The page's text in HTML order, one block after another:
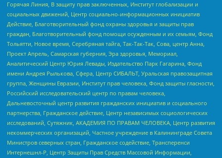
Горячая Линия, В защиту прав заключенных, Институт глобализации и
социальных движений, Центр социально-информационных инициатив
Действие, Благотворительный фонд охраны здоровья и защиты прав
граждан, Благотворительный фонд помощи осужденным и их семьям, Фонд
Тольятти, Новое время, Серебряная тайга, Так-Так-Так, Сова, центр Анна,
Проект Апрель, Самарская губерния, Эра здоровья, Мемориал,
Аналитический Центр Юрия Левады, Издательство Парк Гагарина, Фонд
имени Андрея Рылькова, Сфера, Центр СИБАЛЬТ, Уральская правозащитная
группа, Женщины Евразии, Институт прав человека, Фонд защиты гласности,
Российский исследовательский центр по правам человека,
Дальневосточный центр развития гражданских инициатив и социального
партнерства, Гражданское действие, Центр независимых социологических
исследований, Сутяжник, АКАДЕМИЯ ПО ПРАВАМ ЧЕЛОВЕКА, Центр развития
некоммерческих организаций, Частное учреждение в Калининграде Совета
Министров северных стран, Гражданское содействие, Трансперенси
Интернешнл-Р, Центр Защиты Прав Средств Массовой Информации,